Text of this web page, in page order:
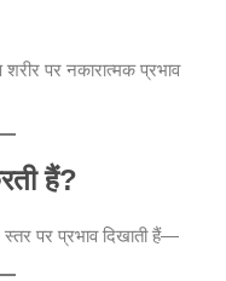
पर नकारात्मक प्रभाव
हैं?
स्तर पर प्रभाव दिखाती हैं—